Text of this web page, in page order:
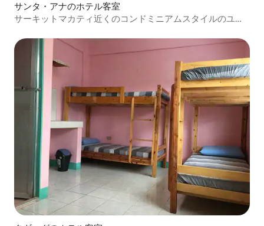
サンタ・アナのホテル客室
サーキットマカティ近くのコンドミニアムスタイルのユニ